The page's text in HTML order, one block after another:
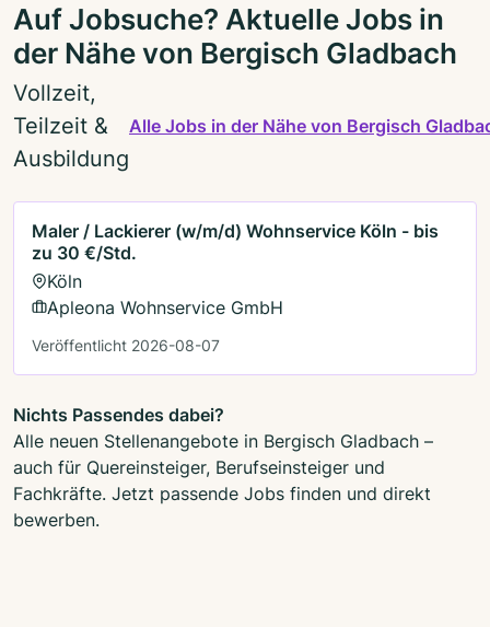
Auf Jobsuche? Aktuelle Jobs in
der Nähe von Bergisch Gladbach
Vollzeit,
Teilzeit &
Ausbildung
Alle Jobs in der Nähe von Bergisch
Maler / Lackierer (w/m/d) Wohnservice Köln - bis
zu 30 €/Std.
Köln
Apleona Wohnservice GmbH
Veröffentlicht 2026-08-07
Nichts Passendes dabei?
Alle neuen Stellenangebote in Bergisch Gladbach –
auch für Quereinsteiger, Berufseinsteiger und
Fachkräfte. Jetzt passende Jobs finden und direkt
bewerben.